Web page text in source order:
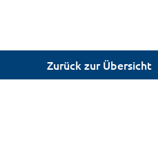
Zurück zur Übersicht